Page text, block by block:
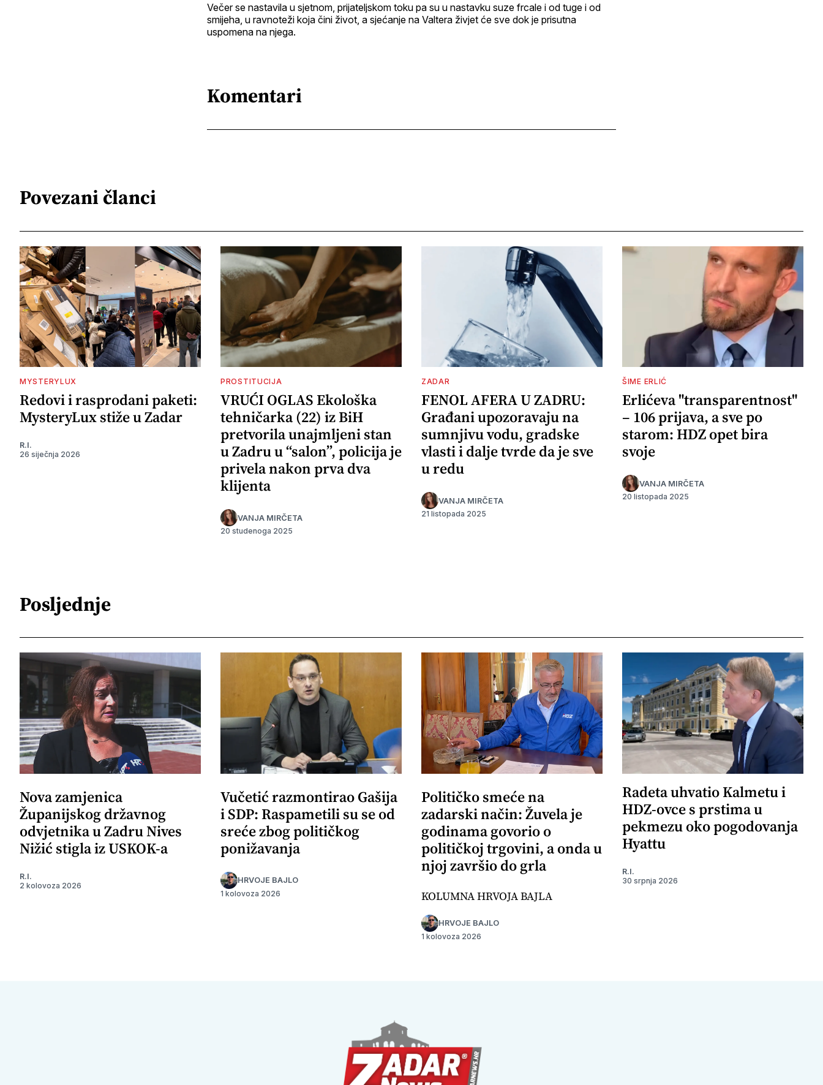
Večer se nastavila u sjetnom, prijateljskom toku pa su u nastavku suze frcale i od tuge i od
smijeha, u ravnoteži koja čini život, a sjećanje na Valtera živjet će sve dok je prisutna
uspomena na njega.
Komentari
Povezani članci
MYSTERYLUX
Redovi i rasprodani paketi:
MysteryLux stiže u Zadar
R.I.
26 siječnja 2026
PROSTITUCIJA
VRUĆI OGLAS Ekološka
tehničarka (22) iz BiH
pretvorila unajmljeni stan
u Zadru u “salon”, policija je
privela nakon prva dva
klijenta
VANJA MIRČETA
20 studenoga 2025
ZADAR
FENOL AFERA U ZADRU:
Građani upozoravaju na
sumnjivu vodu, gradske
vlasti i dalje tvrde da je sve
u redu
VANJA MIRČETA
21 listopada 2025
ŠIME ERLIĆ
Erlićeva "transparentnost"
– 106 prijava, a sve po
starom: HDZ opet bira
svoje
VANJA MIRČETA
20 listopada 2025
Posljednje
Nova zamjenica
Županijskog državnog
odvjetnika u Zadru Nives
Nižić stigla iz USKOK-a
R.I.
2 kolovoza 2026
Vučetić razmontirao Gašija
i SDP: Raspametili su se od
sreće zbog političkog
ponižavanja
HRVOJE BAJLO
1 kolovoza 2026
Političko smeće na
zadarski način: Žuvela je
godinama govorio o
političkoj trgovini, a onda u
njoj završio do grla
KOLUMNA HRVOJA BAJLA
HRVOJE BAJLO
1 kolovoza 2026
Radeta uhvatio Kalmetu i
HDZ-ovce s prstima u
pekmezu oko pogodovanja
Hyattu
R.I.
30 srpnja 2026